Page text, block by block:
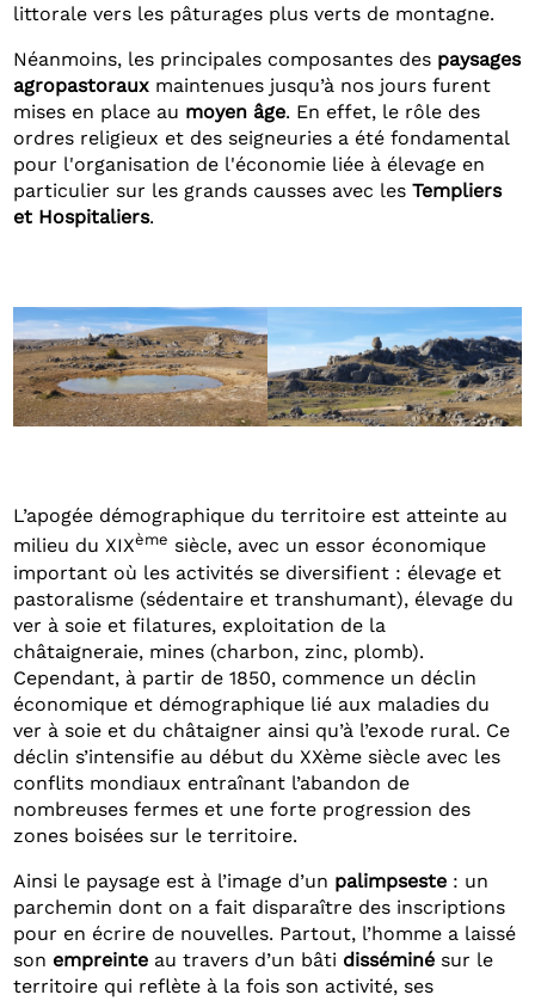
littorale vers les pâturages plus verts de montagne.
Néanmoins, les principales composantes des paysages
agropastoraux maintenues jusqu’à nos jours furent
mises en place au moyen âge. En effet, le rôle des
ordres religieux et des seigneuries a été fondamental
pour l'organisation de l'économie liée à élevage en
particulier sur les grands causses avec lesTempliers
et Hospitaliers.
L’apogée démographique du territoire est atteinte au
milieu du XIXème siècle, avec un essor économique
important où les activités se diversifient : élevage et
pastoralisme (sédentaire et transhumant), élevage du
ver à soie et filatures, exploitation de la
châtaigneraie, mines (charbon, zinc, plomb).
Cependant, à partir de 1850, commence un déclin
économique et démographique lié aux maladies du
ver à soie et du châtaigner ainsi qu’à l’exode rural. Ce
déclin s’intensifie au début du XXème siècle avec les
conflits mondiaux entraînant l’abandon de
nombreuses fermes et une forte progression des
zones boisées sur le territoire.
Ainsi le paysage est à l’image d’un palimpseste : un
parchemin dont on a fait disparaître des inscriptions
pour en écrire de nouvelles. Partout, l’homme a laissé
son empreinte au travers d’un bâti disséminé sur le
territoire qui reflète à la fois son activité, ses